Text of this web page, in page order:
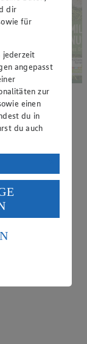
dir
für
angepasst
zur
einen
du in
du auch
in den
im Sinne
dass deine
EuGH sieht
an.
findest du